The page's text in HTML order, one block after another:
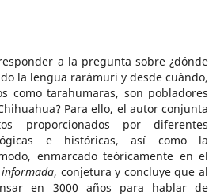
a la pregunta sobre ¿dónde
la lengua rarámuri y desde cuándo,
como tarahumaras, son pobladores
Para ello, el autor conjunta
proporcionados por diferentes
e históricas, así como la
enmarcado teóricamente en el
, conjetura y concluye que al
en 3000 años para hablar de